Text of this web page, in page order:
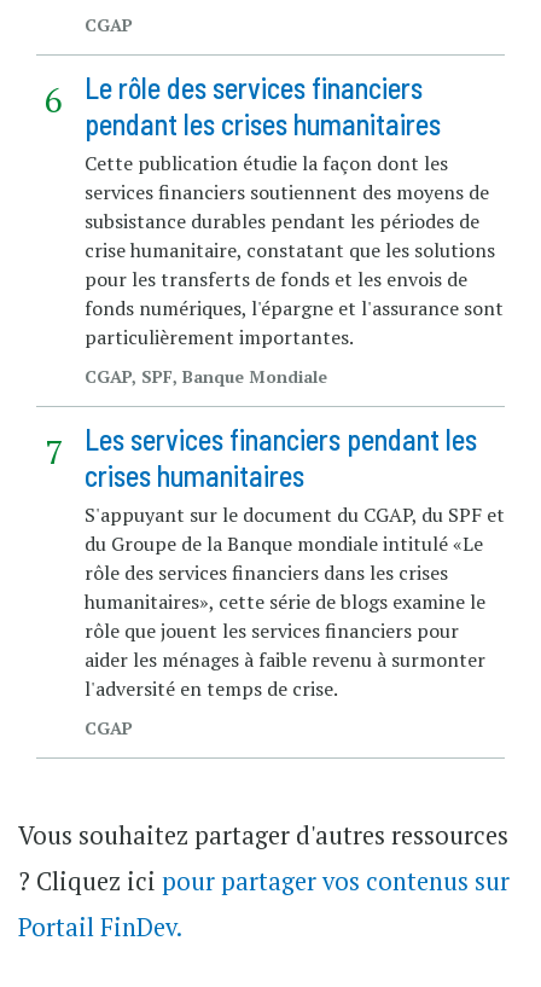
CGAP
Le rôle des services financiers
pendant les crises humanitaires
Cette publication étudie la façon dont les
services financiers soutiennent des moyens de
subsistance durables pendant les périodes de
crise humanitaire, constatant que les solutions
pour les transferts de fonds et les envois de
fonds numériques, l'épargne et l'assurance sont
particulièrement importantes.
CGAP, SPF, Banque Mondiale
Les services financiers pendant les
crises humanitaires
S'appuyant sur le document du CGAP, du SPF et
du Groupe de la Banque mondiale intitulé «Le
rôle des services financiers dans les crises
humanitaires», cette série de blogs examine le
rôle que jouent les services financiers pour
aider les ménages à faible revenu à surmonter
l'adversité en temps de crise.
CGAP
Vous souhaitez partager d'autres ressources
? Cliquez ici pour partager vos contenus sur
Portail FinDev.